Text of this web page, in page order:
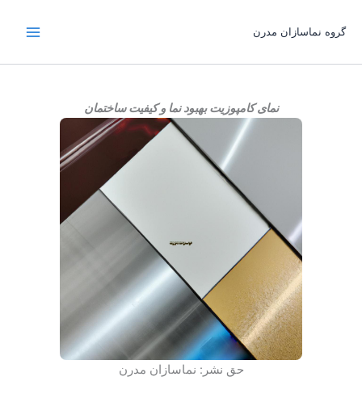
گروه نماسازان مدرن
نمای کامپوزیت بهبود نما و کیفیت ساختمان
حق نشر: نماسازان مدرن